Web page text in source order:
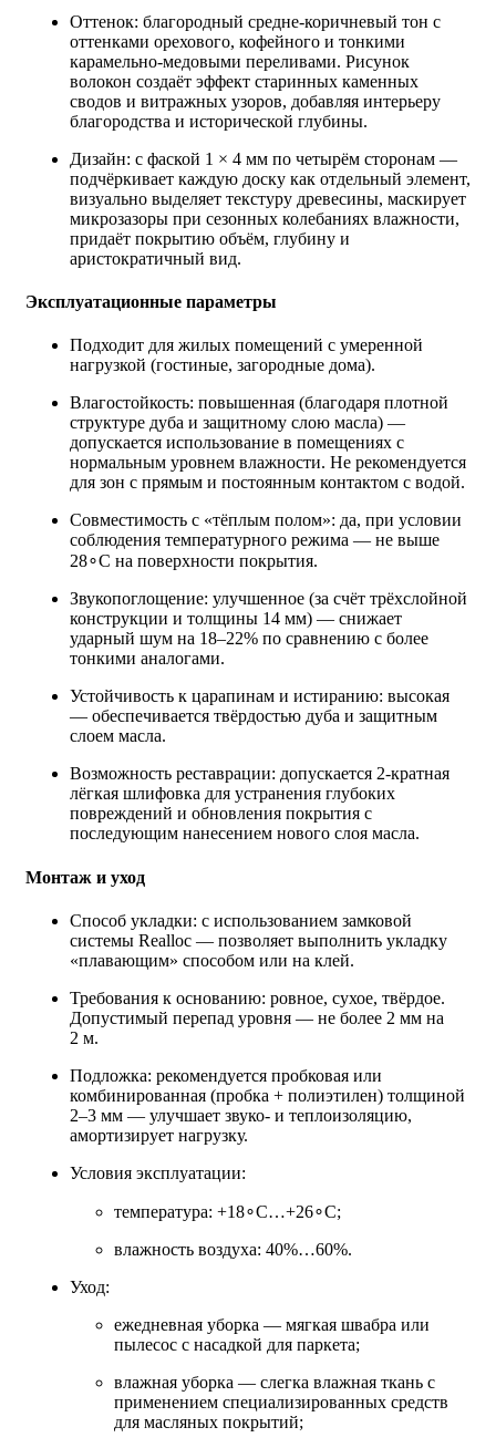
Оттенок: благородный средне‑коричневый тон с
оттенками орехового, кофейного и тонкими
карамельно‑медовыми переливами. Рисунок
волокон создаёт эффект старинных каменных
сводов и витражных узоров, добавляя интерьеру
благородства и исторической глубины.
Дизайн: с фаской 1 × 4 мм по четырём сторонам —
подчёркивает каждую доску как отдельный элемент,
визуально выделяет текстуру древесины, маскирует
микрозазоры при сезонных колебаниях влажности,
придаёт покрытию объём, глубину и
аристократичный вид.
Эксплуатационные параметры
Подходит для жилых помещений с умеренной
нагрузкой (гостиные, загородные дома).
Влагостойкость: повышенная (благодаря плотной
структуре дуба и защитному слою масла) —
допускается использование в помещениях с
нормальным уровнем влажности. Не рекомендуется
для зон с прямым и постоянным контактом с водой.
Совместимость с «тёплым полом»: да, при условии
соблюдения температурного режима — не выше
28∘C на поверхности покрытия.
Звукопоглощение: улучшенное (за счёт трёхслойной
конструкции и толщины 14 мм) — снижает
ударный шум на 18–22% по сравнению с более
тонкими аналогами.
Устойчивость к царапинам и истиранию: высокая
— обеспечивается твёрдостью дуба и защитным
слоем масла.
Возможность реставрации: допускается 2‑кратная
лёгкая шлифовка для устранения глубоких
повреждений и обновления покрытия с
последующим нанесением нового слоя масла.
Монтаж и уход
Способ укладки: с использованием замковой
системы Realloc — позволяет выполнить укладку
«плавающим» способом или на клей.
Требования к основанию: ровное, сухое, твёрдое.
Допустимый перепад уровня — не более 2 мм на
2 м.
Подложка: рекомендуется пробковая или
комбинированная (пробка + полиэтилен) толщиной
2–3 мм — улучшает звуко‑ и теплоизоляцию,
амортизирует нагрузку.
Условия эксплуатации:
температура: +18∘C…+26∘C;
влажность воздуха: 40%…60%.
Уход:
ежедневная уборка — мягкая швабра или
пылесос с насадкой для паркета;
влажная уборка — слегка влажная ткань с
применением специализированных средств
для масляных покрытий;